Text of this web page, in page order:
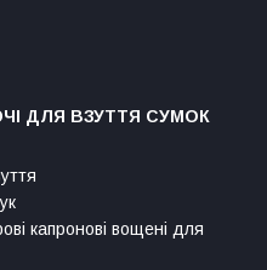
ДЛЯ ВЗУТТЯ СУМОК
капронові вощені для